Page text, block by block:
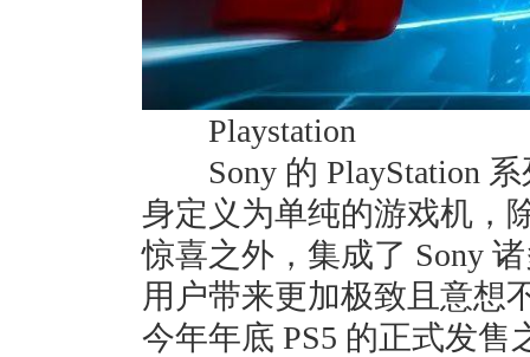
Playstation
Sony 的 PlayStation 系
身定义为单纯的游戏机，
惊喜之外，集成了 Sony
用户带来更加极致且意想
今年年底 PS5 的正式发售